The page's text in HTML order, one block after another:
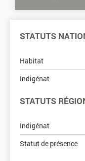
STATUTS
Habitat
Indigénat
STATUTS
Indigénat
Statut de présence